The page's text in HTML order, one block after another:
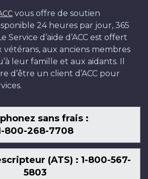
vous offre de soutien
24 heures par jour, 365
Service d’aide d’ACC est offert
aux anciens membres
leur famille et aux aidants. Il
d’être un client d’ACC pour
sans frais :
800-268-7708
(ATS) : 1-800-567-
5803